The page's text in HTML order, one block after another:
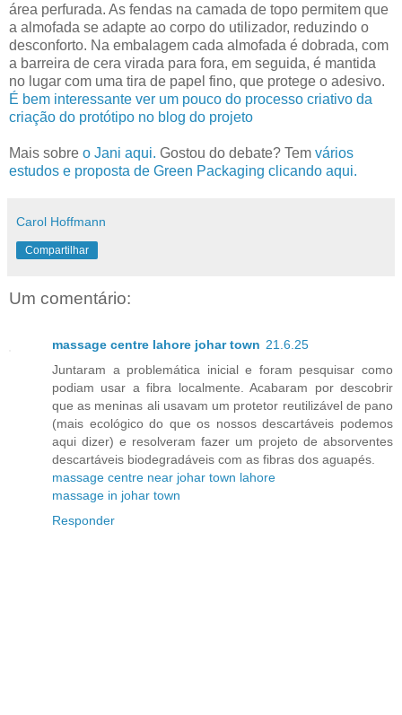
área perfurada. As fendas na camada de topo permitem que
a almofada se adapte ao corpo do utilizador, reduzindo o
desconforto. Na embalagem cada almofada é dobrada, com
a barreira de cera virada para fora, em seguida, é mantida
no lugar com uma tira de papel fino, que protege o adesivo.
É bem interessante ver um pouco do processo criativo da
criação do protótipo no blog do projeto
Mais sobre o Jani aqui. Gostou do debate? Tem vários
estudos e proposta de Green Packaging clicando aqui.
Carol Hoffmann
Compartilhar
Um comentário:
massage centre lahore johar town 21.6.25
Juntaram a problemática inicial e foram pesquisar como
podiam usar a fibra localmente. Acabaram por descobrir
que as meninas ali usavam um protetor reutilizável de pano
(mais ecológico do que os nossos descartáveis podemos
aqui dizer) e resolveram fazer um projeto de absorventes
descartáveis biodegradáveis com as fibras dos aguapés.
massage centre near johar town lahore
massage in johar town
Responder